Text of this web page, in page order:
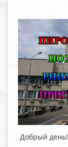
Добрый день!